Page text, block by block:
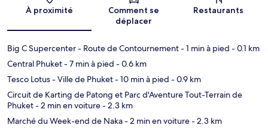
Carte
À proximité
Comment se
déplacer
Restaurants
Big C Supercenter - Route de Contournement- 1 min à pied - 0.1 km
Central Phuket- 7 min à pied - 0.6 km
Tesco Lotus - Ville de Phuket- 10 min à pied - 0.9 km
Circuit de Karting de Patong et Parc d'Aventure Tout-Terrain de
Phuket- 2 min en voiture- 2.3 km
Marché du Week-end de Naka- 2 min en voiture- 2.3 km